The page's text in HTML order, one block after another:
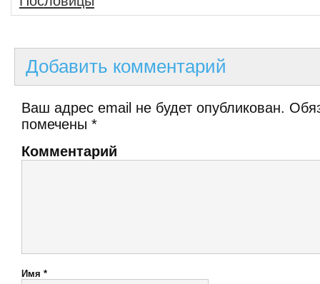
Добавить комментарий
Ваш адрес email не будет опубликован.
помечены *
Комментарий
Имя *